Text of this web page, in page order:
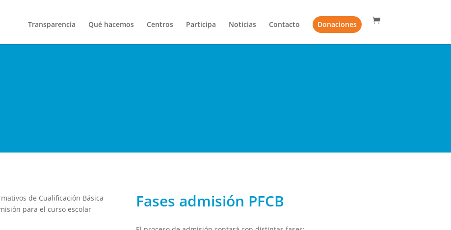
Transparencia Qué hacemos Centros Participa Noticias Contacto Donaciones
de Cualificación Básica
para el curso escolar
Fases admisión PFCB